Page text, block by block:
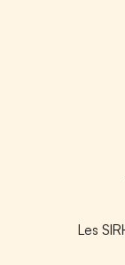
Les